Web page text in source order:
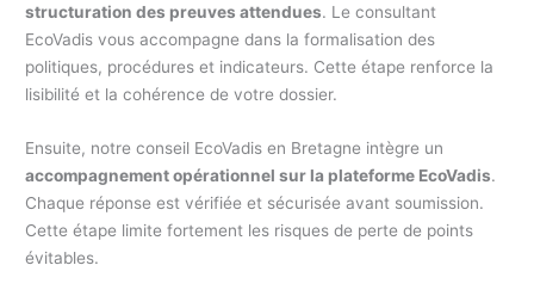
structuration des preuves attendues. Le consultant
EcoVadis vous accompagne dans la formalisation des
politiques, procédures et indicateurs. Cette étape renforce la
lisibilité et la cohérence de votre dossier.
Ensuite, notre conseil EcoVadis en Bretagne intègre un
accompagnement opérationnel sur la plateforme EcoVadis.
Chaque réponse est vérifiée et sécurisée avant soumission.
Cette étape limite fortement les risques de perte de points
évitables.